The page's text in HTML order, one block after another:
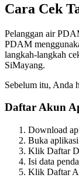
Cara Cek
Pelanggan air
PDAM
langkah-langkah
SiMayang.
Sebelum itu, Anda
Daftar Akun
Download
Buka
Klik Daftar
Isi data
Klik Daftar